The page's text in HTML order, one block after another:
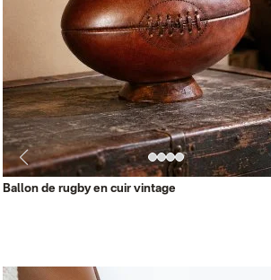
Ballon de rugby en cuir vintage